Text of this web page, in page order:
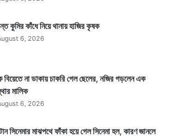
কুমির কাঁধে নিয়ে থানায় হাজির কৃষক
6, 2026
বিয়েতে না ডাকায় চাকরি গেল ছেলের, নজির গড়লেন এক
মালিক
6, 2026
সিনেমার মাঝপথে ফাঁকা হয়ে গেল সিনেমা হল, কারণ জানলে